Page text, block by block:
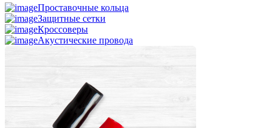
Проставочные кольца
Защитные сетки
Кроссоверы
Акустические провода